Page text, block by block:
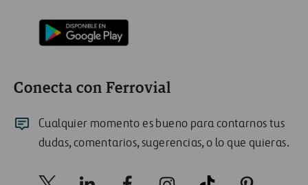
Conecta con Ferrovial
Cualquier momento es bueno para contarnos tus
dudas, comentarios, sugerencias, o lo que quieras.